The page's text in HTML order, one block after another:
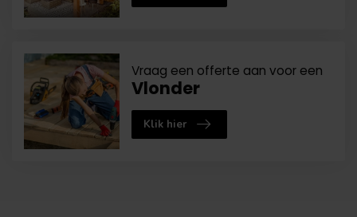
Vraag een offerte aan voor een
Vlonder
Klik hier